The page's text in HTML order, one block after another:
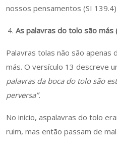
nossos pensamentos (SI 139.4)
As palavras do tolo são más
Palavras tolas não são
más. O versículo 13 descreve
palavras da boca do tolo são
perversa”.
No início, aspalavras do tolo
ruim, mas então passam de